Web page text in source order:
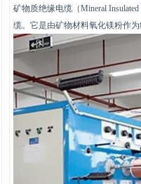
矿物质绝缘电缆（Mineral
缆。它是由矿物材料氧化镁粉作